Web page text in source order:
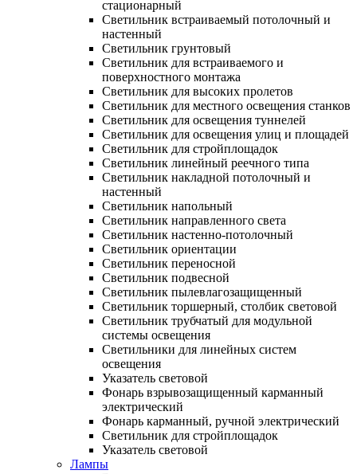
стационарный
Светильник встраиваемый потолочный и
настенный
Светильник грунтовый
Светильник для встраиваемого и
поверхностного монтажа
Светильник для высоких пролетов
Светильник для местного освещения станков
Светильник для освещения туннелей
Светильник для освещения улиц и площадей
Светильник для стройплощадок
Светильник линейный реечного типа
Светильник накладной потолочный и
настенный
Светильник напольный
Светильник направленного света
Светильник настенно-потолочный
Светильник ориентации
Светильник переносной
Светильник подвесной
Светильник пылевлагозащищенный
Светильник торшерный, столбик световой
Светильник трубчатый для модульной
системы освещения
Светильники для линейных систем
освещения
Указатель световой
Фонарь взрывозащищенный карманный
электрический
Фонарь карманный, ручной электрический
Светильник для стройплощадок
Указатель световой
Лампы